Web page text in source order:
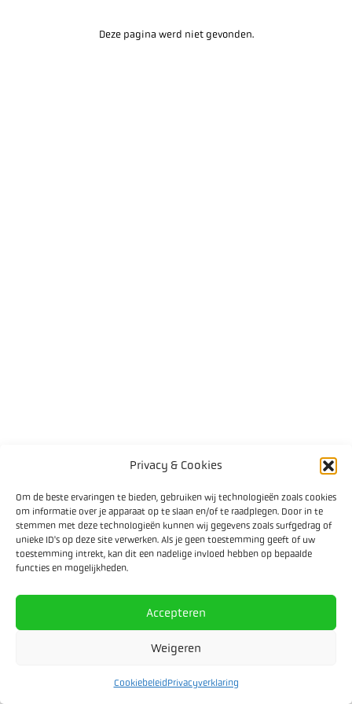
Privacy & Cookies
Om de beste ervaringen te bieden, gebruiken wij technologieën zoals cookies
om informatie over je apparaat op te slaan en/of te raadplegen. Door in te
stemmen met deze technologieën kunnen wij gegevens zoals surfgedrag of
unieke ID's op deze site verwerken. Als je geen toestemming geeft of uw
toestemming intrekt, kan dit een nadelige invloed hebben op bepaalde
functies en mogelijkheden.
Accepteren
Weigeren
CookiebeleidPrivacyverklaring
Deze pagina werd niet gevonden.